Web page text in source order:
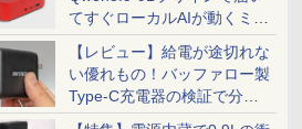
てすぐローカルAIが動くミニ
PC「SER9 Pro」
【レビュー】給電が途切れな
い優れもの！バッファロー製
Type-C充電器の検証で分か
ったこと